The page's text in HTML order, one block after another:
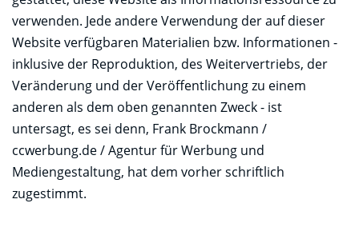
verwenden. Jede andere Verwendung der auf dieser
Website verfügbaren Materialien bzw. Informationen -
inklusive der Reproduktion, des Weitervertriebs, der
Veränderung und der Veröffentlichung zu einem
anderen als dem oben genannten Zweck - ist
untersagt, es sei denn, Frank Brockmann /
ccwerbung.de / Agentur für Werbung und
Mediengestaltung, hat dem vorher schriftlich
zugestimmt.